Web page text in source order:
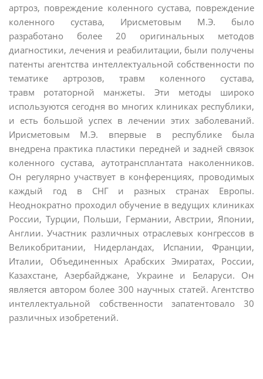
артроз, повреждение коленного сустава, повреждение
коленного сустава, Ирисметовым М.Э. было
разработано более 20 оригинальных методов
диагностики, лечения и реабилитации, были получены
патенты агентства интеллектуальной собственности по
тематике артрозов, травм коленного сустава,
травм ротаторной манжеты. Эти методы широко
используются сегодня во многих клиниках республики,
и есть большой успех в лечении этих заболеваний.
Ирисметовым М.Э. впервые в республике была
внедрена практика пластики передней и задней связок
коленного сустава, аутотрансплантата наколенников.
Он регулярно участвует в конференциях, проводимых
каждый год в СНГ и разных странах Европы.
Неоднократно проходил обучение в ведущих клиниках
России, Турции, Польши, Германии, Австрии, Японии,
Англии. Участник различных отраслевых конгрессов в
Великобритании, Нидерландах, Испании, Франции,
Италии, Объединенных Арабских Эмиратах, России,
Казахстане, Азербайджане, Украине и Беларуси. Он
является автором более 300 научных статей. Агентство
интеллектуальной собственности запатентовало 30
различных изобретений.